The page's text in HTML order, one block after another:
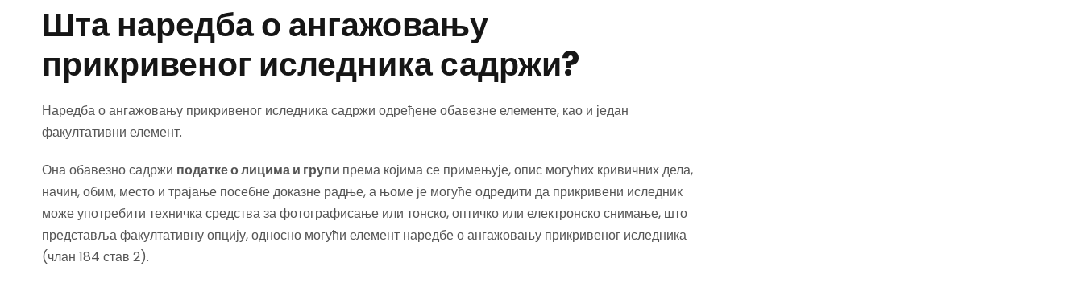
Шта наредба о ангажовању
прикривеног иследника садржи?
Наредба о ангажовању прикривеног иследника садржи одређене обавезне елементе, као и један
факултативни елемент.
Она обавезно садржи податке о лицима и групи према којима се примењује, опис могућих кривичних дела,
начин, обим, место и трајање посебне доказне радње, а њоме је могуће одредити да прикривени иследник
може употребити техничка средства за фотографисање или тонско, оптичко или електронско снимање, што
представља факултативну опцију, односно могући елемент наредбе о ангажовању прикривеног иследника
(члан 184 став 2).